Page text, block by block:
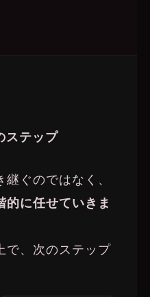
ステップ
ぐのではなく、
的に任せていきま
で、次のステップ